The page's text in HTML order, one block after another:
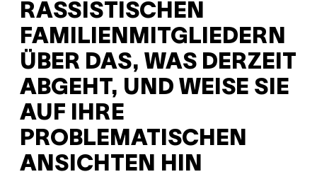
RASSISTISCHEN
FAMILIENMITGLIEDERN
ÜBER DAS, WAS DERZEIT
ABGEHT, UND WEISE SIE
AUF IHRE
PROBLEMATISCHEN
ANSICHTEN HIN